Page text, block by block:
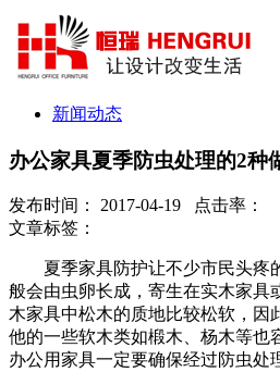
新闻动态
办公家具夏季防虫处理的2种
发布时间： 2017-04-19 点击率：
文章标签：
夏季家具防护让不少市民头疼
般会由虫卵长成，寄生在实木家具
木家具中松木的质地比较松软，因
他的一些软木类如椴木、杨木等也
办公用家具一定要确保经过防虫处